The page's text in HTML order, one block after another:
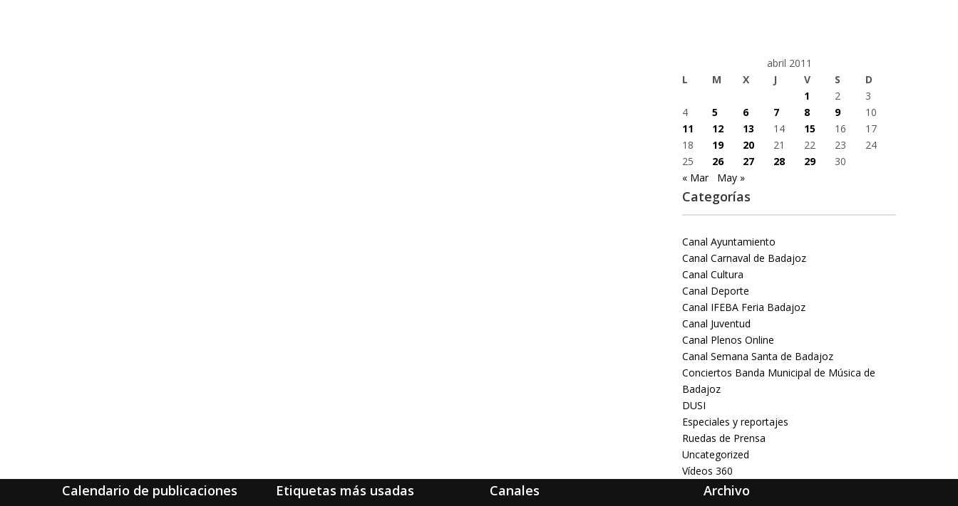
abril 2011
L
M X J V S
D
1
2
3
4
5 6 7 8 9
10
11
12 13 14 15 16
17
18
19 20 21 22 23
24
25
26 27 28 29
30
« Mar
May »
Categorías
Canal Ayuntamiento
Canal Carnaval de Badajoz
Canal Cultura
Canal Deporte
Canal IFEBA Feria Badajoz
Canal Juventud
Canal Plenos Online
Canal Semana Santa de Badajoz
Conciertos Banda Municipal de Música de
Badajoz
DUSI
Especiales y reportajes
Ruedas de Prensa
Uncategorized
Vídeos 360
Calendario de publicaciones Etiquetas más usadas Canales Archivo